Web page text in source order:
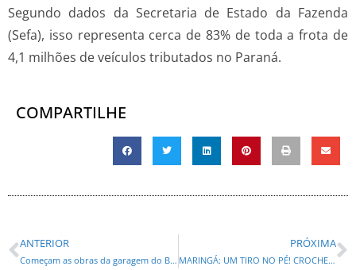
Segundo dados da Secretaria de Estado da Fazenda
(Sefa), isso representa cerca de 83% de toda a frota de
4,1 milhões de veículos tributados no Paraná.
COMPARTILHE
ANTERIOR
Começam as obras da garagem do Bonde Urbano Digital no Terminal de Piraquara
PRÓXIMA
MARINGÁ: UM TIRO NO PÉ! CROCHETEIRAS ESTÃO COM AS AGULHAS AFIADAS!